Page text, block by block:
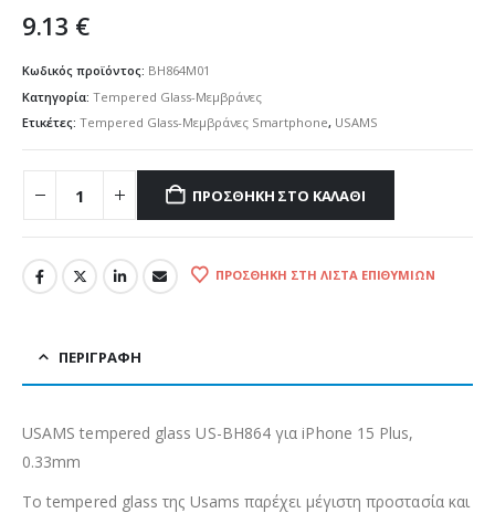
9.13 €
Κωδικός προϊόντος: BH864M01
Κατηγορία: Tempered Glass-Μεμβράνες
Ετικέτες: Tempered Glass-Μεμβράνες Smartphone, USAMS
ΠΡΟΣΘΉΚΗ ΣΤΟ ΚΑΛΆΘΙ
ΠΡΟΣΘΉΚΗ ΣΤΗ ΛΊΣΤΑ ΕΠΙΘΥΜΙΏΝ
ΠΕΡΙΓΡΑΦΉ
USAMS tempered glass US-BH864 για iPhone 15 Plus,
0.33mm
Το tempered glass της Usams παρέχει μέγιστη προστασία και